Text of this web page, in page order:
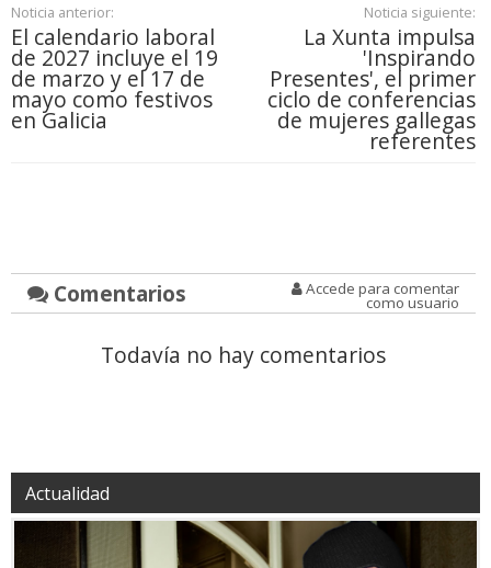
Noticia anterior:
El calendario laboral
de 2027 incluye el 19
de marzo y el 17 de
mayo como festivos
en Galicia
Noticia siguiente:
La Xunta impulsa
'Inspirando
Presentes', el primer
ciclo de conferencias
de mujeres gallegas
referentes
Comentarios Accede para comentar
como usuario
Todavía no hay comentarios
Actualidad